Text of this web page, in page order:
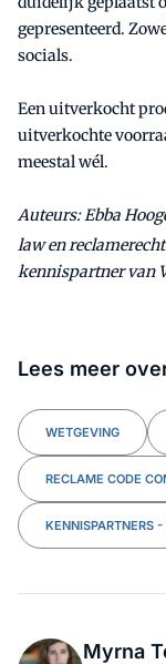
gepresenteerd.
socials.
Een uitverkocht
uitverkochte
meestal wél.
Auteurs: Ebba
law en
kennispartner van
Lees meer
WETGEVING
RECLAME CODE
KENNISPARTNERS
Myrna